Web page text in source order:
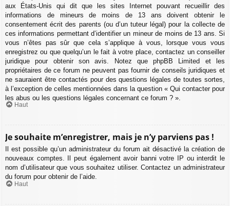
aux États-Unis qui dit que les sites Internet pouvant recueillir des
informations de mineurs de moins de 13 ans doivent obtenir le
consentement écrit des parents (ou d’un tuteur légal) pour la collecte de
ces informations permettant d’identifier un mineur de moins de 13 ans. Si
vous n’êtes pas sûr que cela s’applique à vous, lorsque vous vous
enregistrez ou que quelqu’un le fait à votre place, contactez un conseiller
juridique pour obtenir son avis. Notez que phpBB Limited et les
propriétaires de ce forum ne peuvent pas fournir de conseils juridiques et
ne sauraient être contactés pour des questions légales de toutes sortes,
à l’exception de celles mentionnées dans la question « Qui contacter pour
les abus ou les questions légales concernant ce forum ? ».
Haut
Je souhaite m’enregistrer, mais je n’y parviens pas !
Il est possible qu’un administrateur du forum ait désactivé la création de
nouveaux comptes. Il peut également avoir banni votre IP ou interdit le
nom d’utilisateur que vous souhaitez utiliser. Contactez un administrateur
du forum pour obtenir de l’aide.
Haut